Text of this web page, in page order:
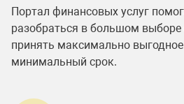
Портал финансовых услуг
разобраться в большом выборе
принять максимально
минимальный срок.